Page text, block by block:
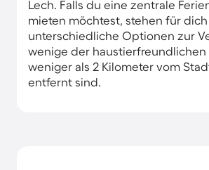
Lech. Falls du eine zentrale
mieten möchtest, stehen für dich
unterschiedliche Optionen zur
wenige der haustierfreundlichen
weniger als 2 Kilometer vom
entfernt sind.